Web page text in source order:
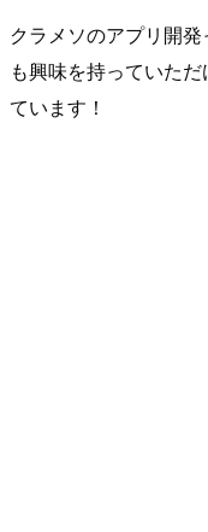
クラメソのアプリ開
も興味を持っていた
ています！